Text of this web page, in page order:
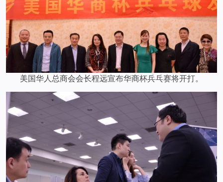
美国华人总商会会长程远宣布华商杯兵乓赛将开打。